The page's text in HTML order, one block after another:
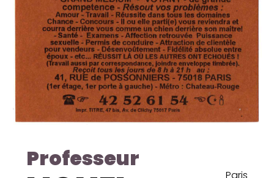
Professeur
Paris